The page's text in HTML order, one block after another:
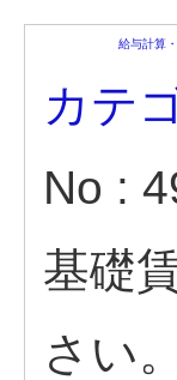
給与計算
カテ
No :
基礎
さい。